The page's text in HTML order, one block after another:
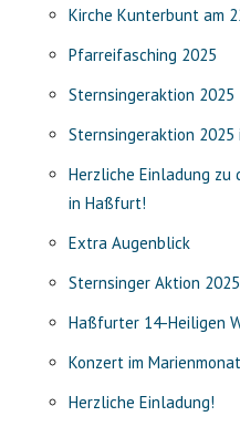
Kirche Kunterbunt am
Pfarreifasching 2025
Sternsingeraktion 2025
Sternsingeraktion
Herzliche Einladung zu
in Haßfurt!
Extra Augenblick
Sternsinger Aktion 2025
Haßfurter 14-Heiligen
Konzert im
Herzliche Einladung!